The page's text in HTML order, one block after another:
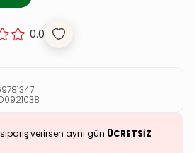
0.0
verirsen aynı gün ÜCRETSİZ